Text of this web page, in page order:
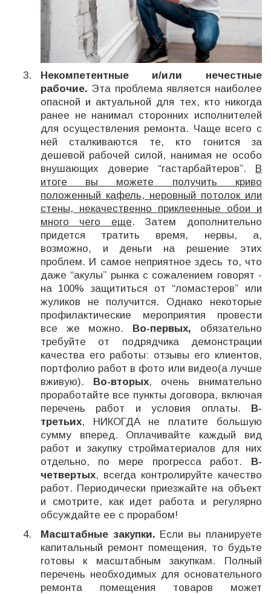
Некомпетентные и/или нечестные
рабочие. Эта проблема является наиболее
опасной и актуальной для тех, кто никогда
ранее не нанимал сторонних исполнителей
для осуществления ремонта. Чаще всего с
ней сталкиваются те, кто гонится за
дешевой рабочей силой, нанимая не особо
внушающих доверие “гастарбайтеров”. В
итоге вы можете получить криво
положенный кафель, неровный потолок или
стены, некачественно приклеенные обои и
много чего еще. Затем дополнительно
придется тратить время, нервы, а,
возможно, и деньги на решение этих
проблем. И самое неприятное здесь то, что
даже “акулы” рынка с сожалением говорят -
на 100% защититься от “ломастеров” или
жуликов не получится. Однако некоторые
профилактические мероприятия провести
все же можно. Во-первых, обязательно
требуйте от подрядчика демонстрации
качества его работы: отзывы его клиентов,
портфолио работ в фото или видео(а лучше
вживую). Во-вторых, очень внимательно
проработайте все пункты договора, включая
перечень работ и условия оплаты. В-
третьих, НИКОГДА не платите большую
сумму вперед. Оплачивайте каждый вид
работ и закупку стройматериалов для них
отдельно, по мере прогресса работ. В-
четвертых, всегда контролируйте качество
работ. Периодически приезжайте на объект
и смотрите, как идет работа и регулярно
обсуждайте ее с прорабом!
Масштабные закупки. Если вы планируете
капитальный ремонт помещения, то будьте
готовы к масштабным закупкам. Полный
перечень необходимых для основательного
ремонта помещения товаров может